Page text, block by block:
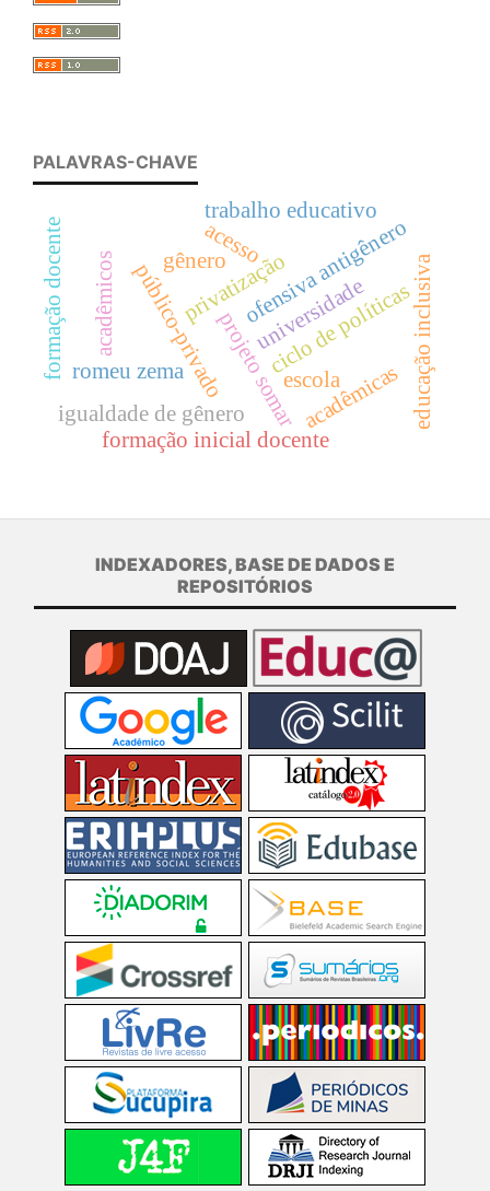
PALAVRAS-CHAVE
privatização
projeto somar
público-privado
romeu zema
igualdade de gênero
acadêmicos
acadêmicas
universidade
ofensiva antigênero
gênero
ciclo de políticaseducação inclusiva
formação inicial docente
acesso
escola
trabalho educativo
formação docente
INDEXADORES, BASE DE DADOS E
REPOSITÓRIOS